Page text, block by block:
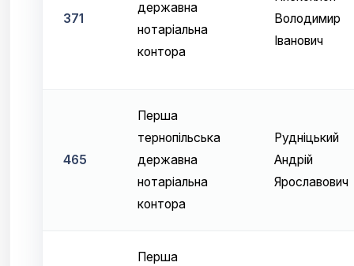
371
державна
нотаріальна
контора
Володимир
Іванович
465
Перша
тернопільська
державна
нотаріальна
контора
Рудніцький
Андрій
Ярославович
Перша